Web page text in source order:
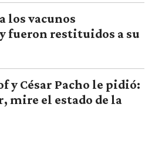
los vacunos
fueron restituidos a su
y César Pacho le pidió:
mire el estado de la